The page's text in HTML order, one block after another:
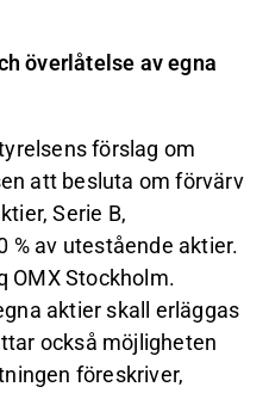
överlåtelse av egna
förslag om
att besluta om förvärv
Serie B,
% av utestående aktier.
OMX Stockholm.
aktier skall erläggas
också möjligheten
föreskriver,